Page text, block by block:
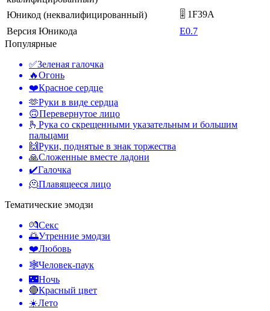
Юникод (неквалифицированный)
🎚 1F39A
Версия Юникода
E0.7
Популярные
✅Зеленая галочка
🔥Огонь
❤️Красное сердце
🫶Руки в виде сердца
🙃Перевернутое лицо
🫰 Рука со скрещенными указательным и большим
пальцами
🙌Руки, поднятые в знак торжества
🙏Сложенные вместе ладони
✔️Галочка
🫠Плавящееся лицо
Тематические эмодзи
💏Секс
🌅Утренние эмодзи
❤️Любовь
🕸️Человек-паук
🌃Ночь
🔴Красный цвет
☀️Лето